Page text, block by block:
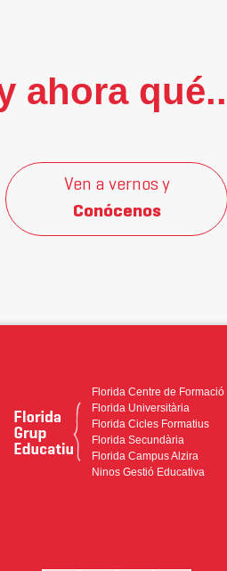
ahora
Ven a vernos y
Conócenos
Florida Centre de Formació
Florida Universitària
Florida Cicles Formatius
Florida Secundària
Florida Campus Alzira
Ninos Gestió Educativa